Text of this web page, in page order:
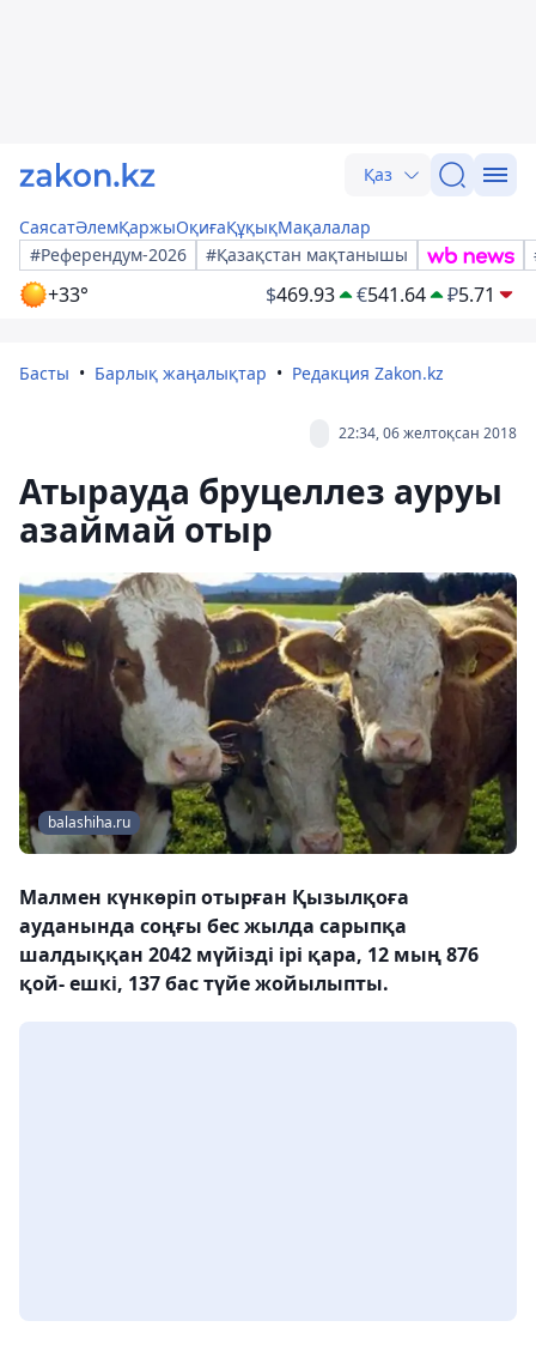
Қаз
СаясатӘлемҚаржыОқиғаҚұқықМақалалар
#Референдум-2026
#Қазақстан мақтанышы
+33° $469.93 €541.64 ₽5.71
Басты Барлық жаңалықтар Редакция Zakon.kz
22:34, 06 желтоқсан 2018
Атырауда бруцеллез ауруы
азаймай отыр
balashiha.ru
Малмен күнкөріп отырған Қызылқоға
ауданында соңғы бес жылда сарыпқа
шалдыққан 2042 мүйізді ірі қара, 12 мың 876
қой- ешкі, 137 бас түйе жойылыпты.